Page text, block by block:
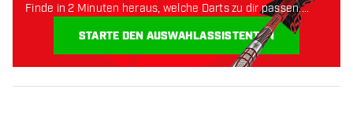
Finde in 2 Minuten heraus, welche Darts zu dir passen.
STARTE DEN AUSWAHLASSISTENTEN